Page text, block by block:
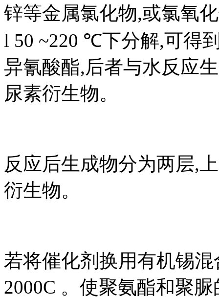
锌等金属氯化物,或氯氧
l 50 ~220 ℃下分解,可得
异氰酸酯,后者与水反应
尿素衍生物。
反应后生成物分为两层,
衍生物。
若将催化剂换用有机锡
2000C 。使聚氨酯和聚